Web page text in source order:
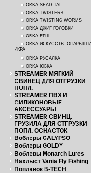
ORKA SHAD TAIL
ORKA TWISTERS
ORKA TWISTING WORMS
ORKA ДЖИГ ГОЛОВКИ
ORKA ЕРШ
ORKA ИСКУССТВ. ОПАРЫШ И
ИКРА
ORKA РУСАЛКА
ORKA ЮБКА
STREAMER МЯГКИЙ
СВИНЕЦ ДЛЯ ОТГРУЗКИ
ПОПЛ.
STREAMER ПВХ И
СИЛИКОНОВЫЕ
АКСЕССУАРЫ
STREAMER СВИНЦ.
ГРУЗИЛА ДЛЯ ОТГРУЗКИ
ПОПЛ. ОСНАСТОК
Воблеры CALYPSO
Воблеры GOLDY
Воблеры Monarch Lures
Нахлыст Vania Fly Fishing
Поплавок B-TECH